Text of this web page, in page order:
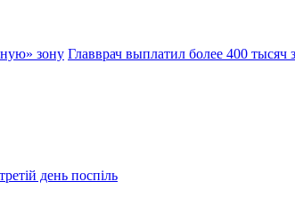
зону Главврач выплатил более 400
день поспіль